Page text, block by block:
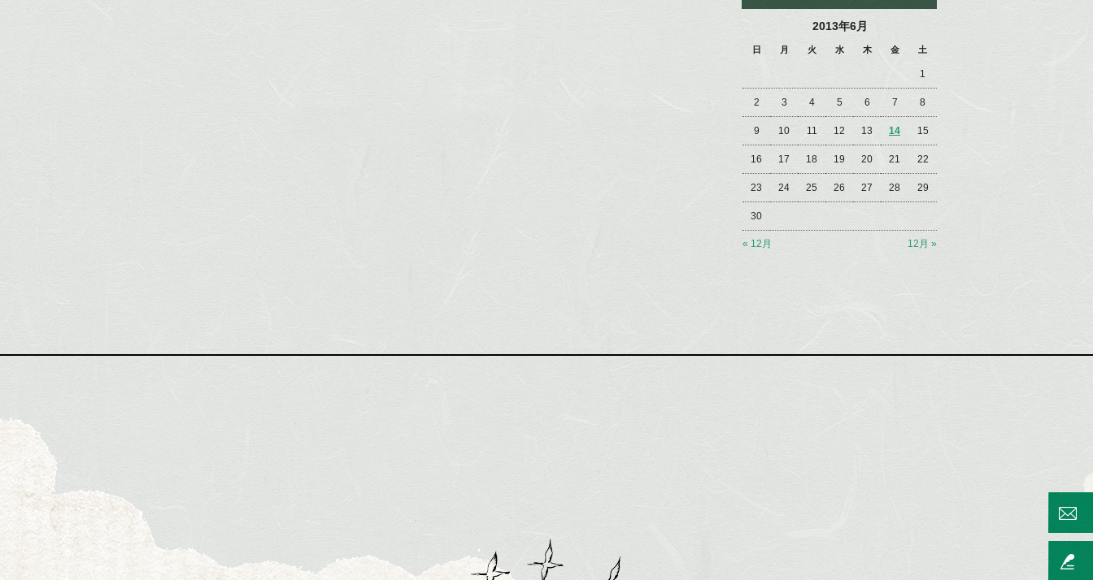
2013年6月
日 月 火 水 木 金 土
« 12月 12月 »
1
2 3 4 5 6 7 8
9 10 11 12 13 14 15
16 17 18 19 20 21 22
23 24 25 26 27 28 29
30